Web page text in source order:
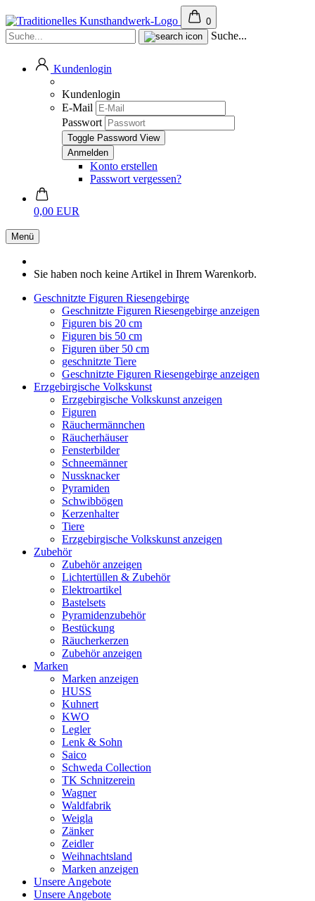
0
Suche...
Kundenlogin
Kundenlogin
E-Mail
Passwort
Toggle Password View
Konto erstellen
Passwort vergessen?
0,00 EUR
Menü
Sie haben noch keine Artikel in Ihrem Warenkorb.
Geschnitzte Figuren Riesengebirge
Geschnitzte Figuren Riesengebirge anzeigen
Figuren bis 20 cm
Figuren bis 50 cm
Figuren über 50 cm
geschnitzte Tiere
Geschnitzte Figuren Riesengebirge anzeigen
Erzgebirgische Volkskunst
Erzgebirgische Volkskunst anzeigen
Figuren
Räuchermännchen
Räucherhäuser
Fensterbilder
Schneemänner
Nussknacker
Pyramiden
Schwibbögen
Kerzenhalter
Tiere
Erzgebirgische Volkskunst anzeigen
Zubehör
Zubehör anzeigen
Lichtertüllen & Zubehör
Elektroartikel
Bastelsets
Pyramidenzubehör
Bestückung
Räucherkerzen
Zubehör anzeigen
Marken
Marken anzeigen
HUSS
Kuhnert
KWO
Legler
Lenk & Sohn
Saico
Schweda Collection
TK Schnitzerein
Wagner
Waldfabrik
Weigla
Zänker
Zeidler
Weihnachtsland
Marken anzeigen
Unsere Angebote
Unsere Angebote